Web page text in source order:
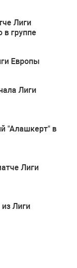
Лиги
группе
Европы
Лиги
"Алашкерт" в
Лиги
Лиги